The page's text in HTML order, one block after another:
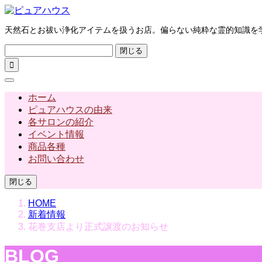
天然石とお祓い浄化アイテムを扱うお店。偏らない純粋な霊的知識を
閉じる

ホーム
ピュアハウスの由来
各サロンの紹介
イベント情報
商品各種
お問い合わせ
閉じる
HOME
新着情報
花巻支店より正式譲渡のお知らせ
BLOG